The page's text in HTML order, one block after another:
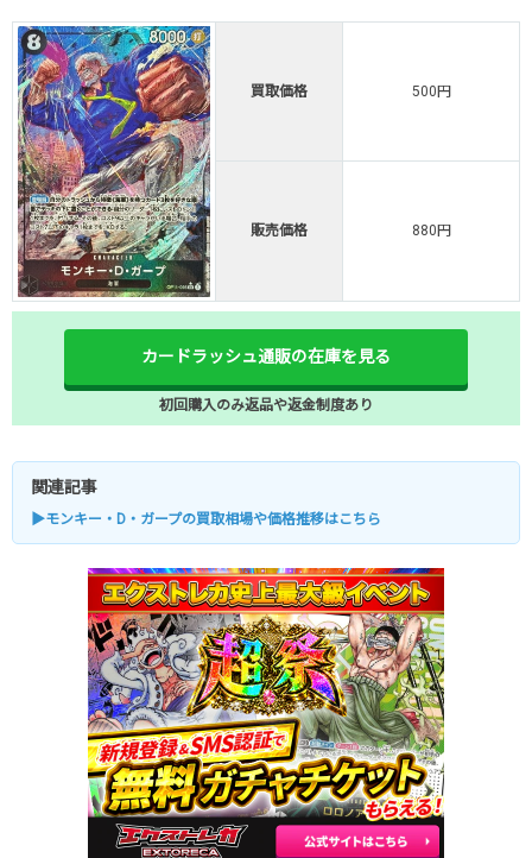
買取価格 500円
販売価格 880円
カードラッシュ通販の在庫を見る
初回購入のみ返品や返金制度あり
関連記事
▶モンキー・D・ガープの買取相場や価格推移はこちら